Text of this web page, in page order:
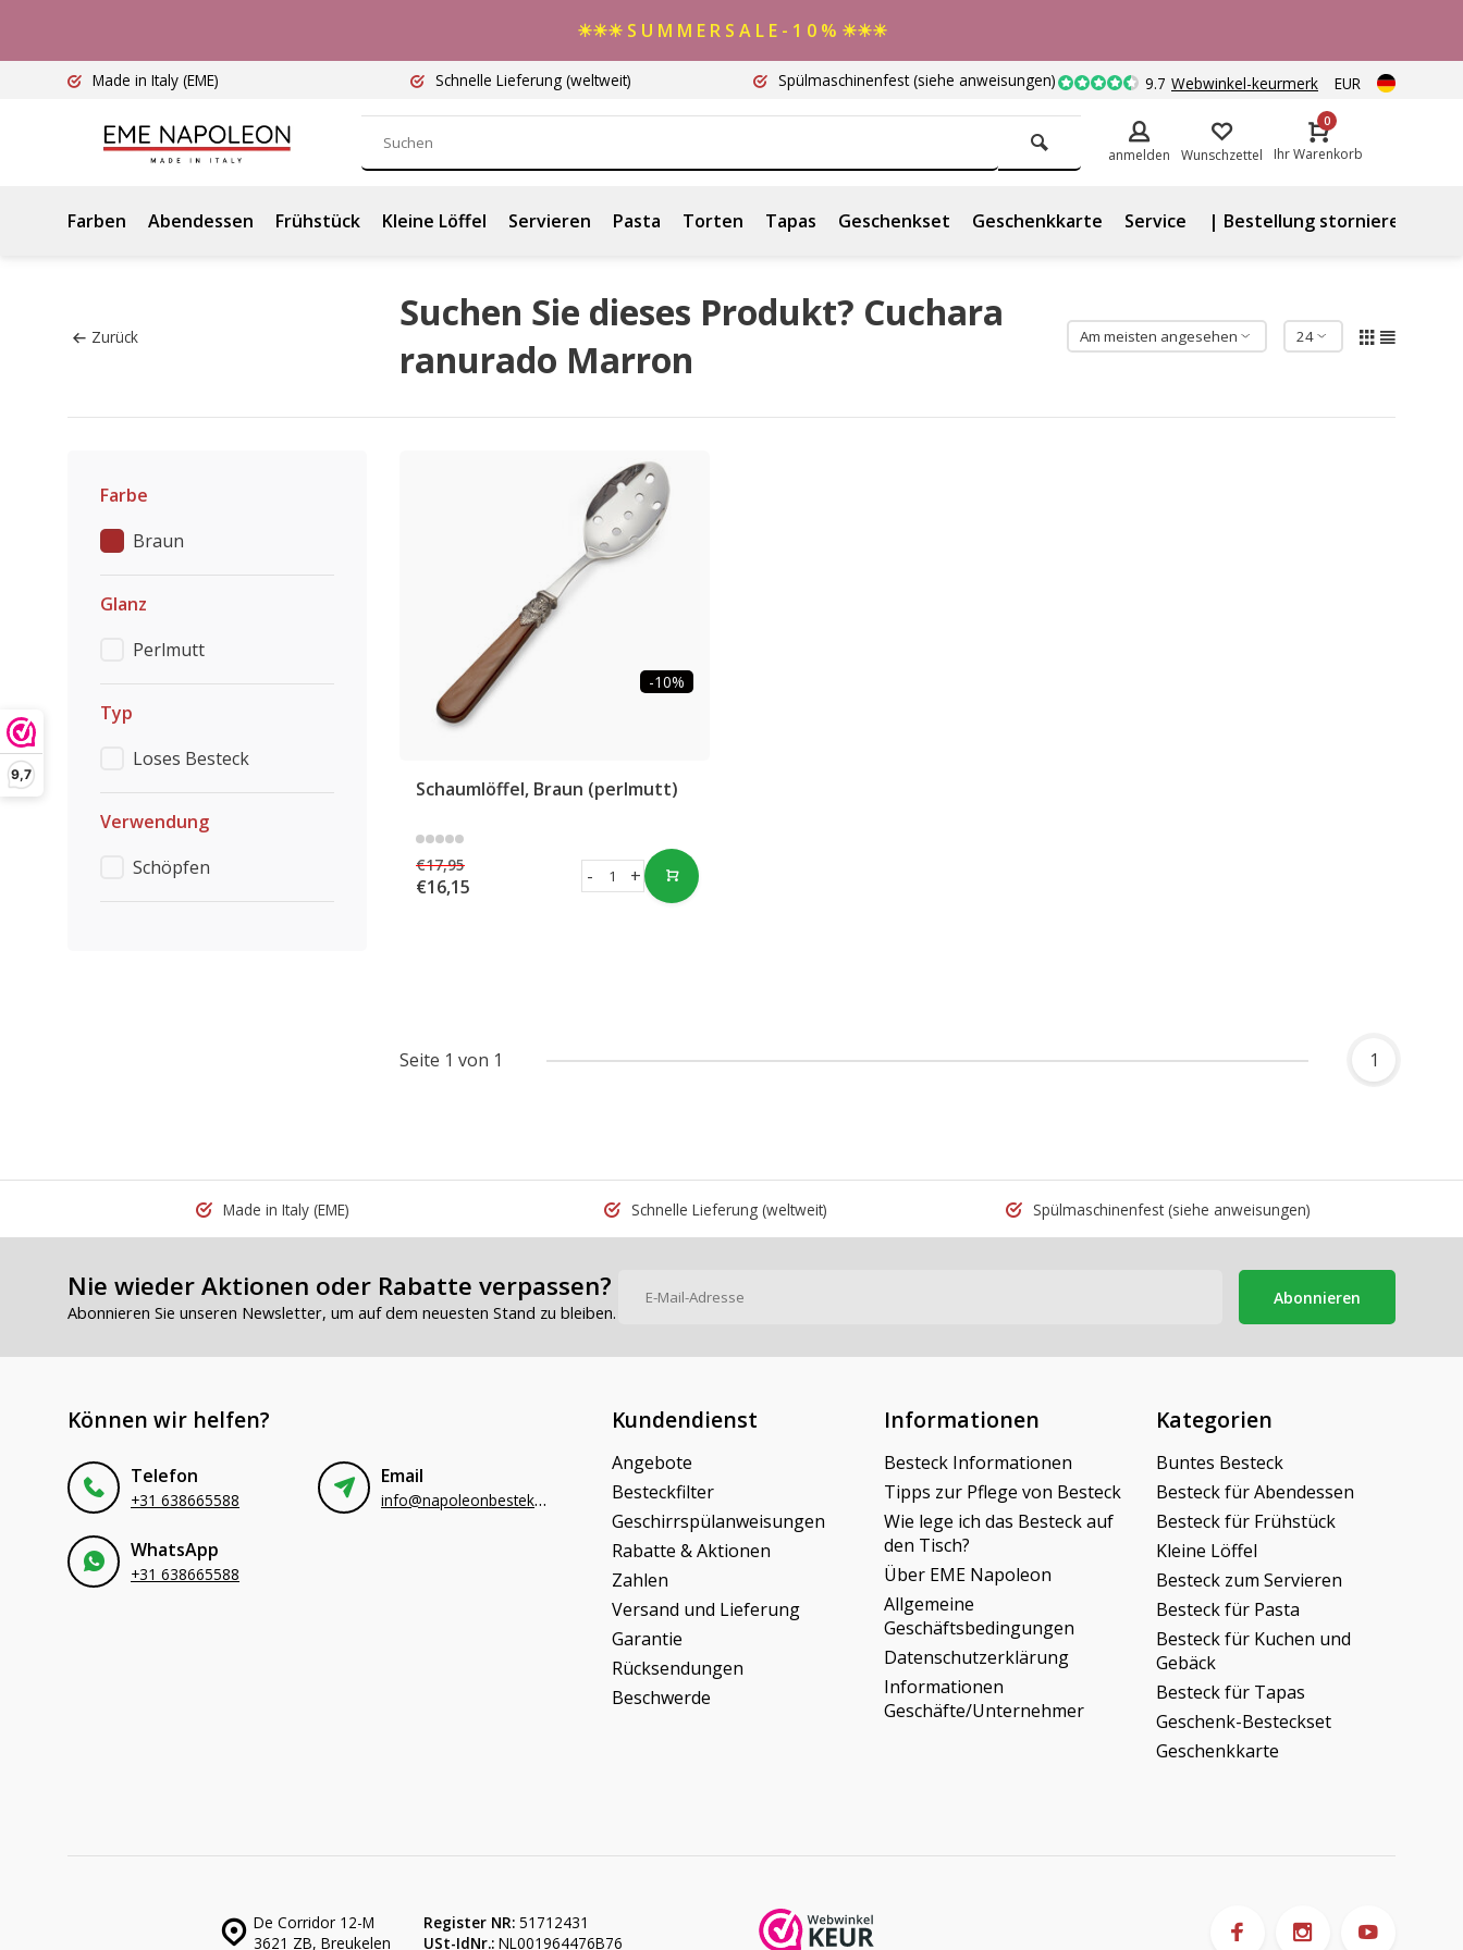
9,7
☀☀☀ S U M M E R S A L E - 1 0 % ☀☀☀
Made in Italy (EME) Schnelle Lieferung (weltweit) Spülmaschinenfest(siehe anweisungen) 9.7 Webwinkel-keurmerk EUR
anmelden Wunschzettel
0
Ihr Warenkorb
Farben Abendessen Frühstück Kleine Löffel Servieren Pasta Torten Tapas Geschenkset Geschenkkarte Service | Bestellung stornieren
Zurück
Suchen Sie dieses Produkt? Cuchara
ranurado Marron
Farbe
Braun
Glanz
Perlmutt
Typ
Loses Besteck
Verwendung
Schöpfen
-10%
Schaumlöffel, Braun (perlmutt)
€17,95
€16,15 +
-
Seite 1 von 1 1
Made in Italy (EME) Schnelle Lieferung (weltweit) Spülmaschinenfest(siehe anweisungen)
Nie wieder Aktionen oder Rabatte verpassen?
Abonnieren Sie unseren Newsletter, um auf dem neuesten Stand zu bleiben.
Abonnieren
Können wir helfen?
Telefon
+31 638665588
Email
info@napoleonbestek.nl
WhatsApp
+31 638665588
Kundendienst
Angebote
Besteckfilter
Geschirrspülanweisungen
Rabatte & Aktionen
Zahlen
Versand und Lieferung
Garantie
Rücksendungen
Beschwerde
Informationen
Besteck Informationen
Tipps zur Pflege von Besteck
Wie lege ich das Besteck auf
den Tisch?
Über EME Napoleon
Allgemeine
Geschäftsbedingungen
Datenschutzerklärung
Informationen
Geschäfte/Unternehmer
Kategorien
Buntes Besteck
Besteck für Abendessen
Besteck für Frühstück
Kleine Löffel
Besteck zum Servieren
Besteck für Pasta
Besteck für Kuchen und
Gebäck
Besteck für Tapas
Geschenk-Besteckset
Geschenkkarte
De Corridor 12-M
3621 ZB, Breukelen
Register NR: 51712431
USt-IdNr.: NL001964476B76